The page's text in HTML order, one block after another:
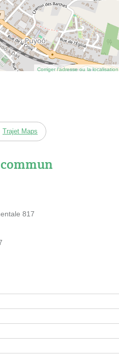
Corriger l’adresse ou la localisation
Trajet Maps
817